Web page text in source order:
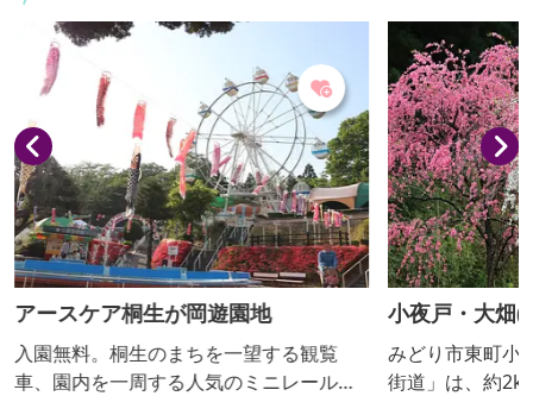
アースケア桐生が岡遊園地
入園無料。桐生のまちを一望する観覧
車、園内を一周する人気のミニレール
小夜戸・大畑(
桃街道
みどり市東町小
街道」は、約